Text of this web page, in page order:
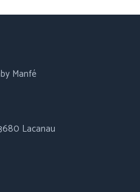
Manfé
Lacanau